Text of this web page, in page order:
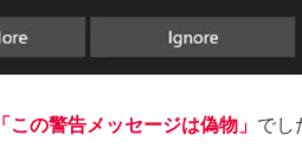
「この警告メッセージは偽物」 でし